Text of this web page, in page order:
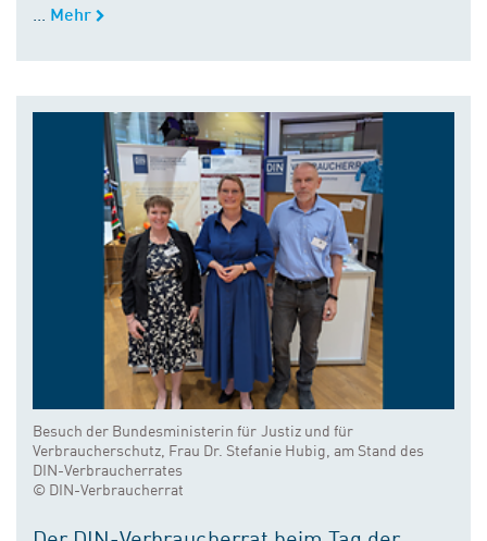
Mehr
Besuch der Bundesministerin für Justiz und für
Verbraucherschutz, Frau Dr. Stefanie Hubig, am Stand des
DIN-Verbraucherrates
© DIN-Verbraucherrat